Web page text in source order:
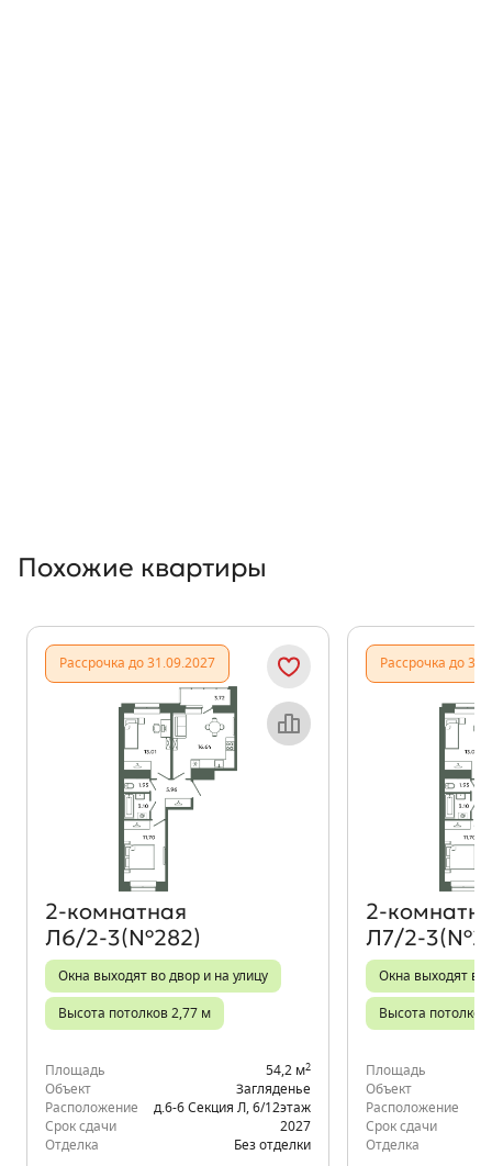
Похожие квартиры
Рассрочка до 31.09.2027
Объект месяца
2‑комнатная
Л6/2-3(№282)
Окна выходят во двор и на улицу
Высота потолков 2,77 м
Площадь 54,2 м2
Объект
Загляденье
Расположение
д.6-6 Секция Л 6/12этаж
Срок сдачи
2027
Отделка
Без отделки
Рассрочка до
Л7/2-
Окна выходят во
Высота
Площадь
Объект
Расположение
Срок сдачи
Отделка